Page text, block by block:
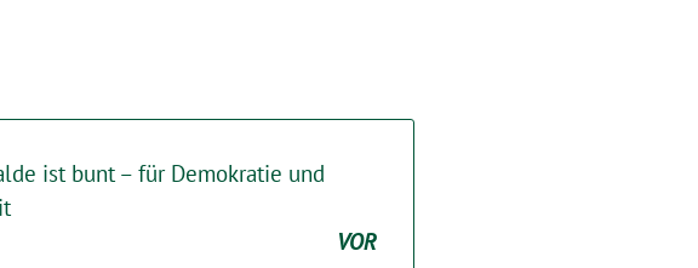
ist bunt – für Demokratie und
VOR